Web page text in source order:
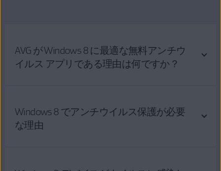
AVG が Windows 8 に最適な無料アンチウ
イルス アプリである理由は何ですか？
Windows 8 でアンチウイルス保護が必要
な理由